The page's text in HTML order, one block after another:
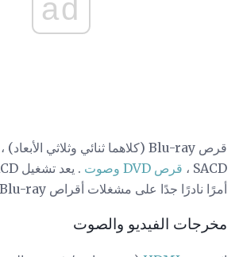
ad
SACD ،
قرص DVD وصوت
أمرًا نادرًا جدًا على مشغلات أقراص Blu-ray.
مخرجات الفيديو والصوت